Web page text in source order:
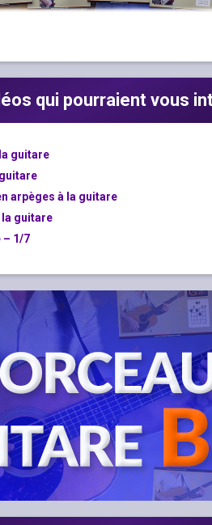
qui pourraient vous
guitare
arpèges à la guitare
la guitare
– 1/7